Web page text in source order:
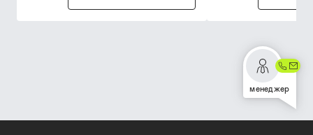
менеджер